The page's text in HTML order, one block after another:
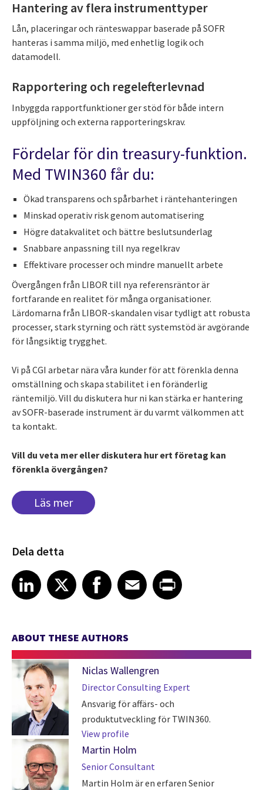
Hantering av flera instrumenttyper
Lån, placeringar och ränteswappar baserade på SOFR
hanteras i samma miljö, med enhetlig logik och
datamodell.
Rapportering och regelefterlevnad
Inbyggda rapportfunktioner ger stöd för både intern
uppföljning och externa rapporteringskrav.
Fördelar för din treasury-funktion.
Med TWIN360 får du:
Ökad transparens och spårbarhet i räntehanteringen
Minskad operativ risk genom automatisering
Högre datakvalitet och bättre beslutsunderlag
Snabbare anpassning till nya regelkrav
Effektivare processer och mindre manuellt arbete
Övergången från LIBOR till nya referensräntor är
fortfarande en realitet för många organisationer.
Lärdomarna från LIBOR-skandalen visar tydligt att robusta
processer, stark styrning och rätt systemstöd är avgörande
för långsiktig trygghet.
Vi på CGI arbetar nära våra kunder för att förenkla denna
omställning och skapa stabilitet i en föränderlig
räntemiljö. Vill du diskutera hur ni kan stärka er hantering
av SOFR-baserade instrument är du varmt välkommen att
ta kontakt.
Vill du veta mer eller diskutera hur ert företag kan
förenkla övergången?
Läs mer
Dela detta
Share article on LinkedIn
LinkedIn
Share article on XShare article on Facebook
Facebook
Share article on Email
EmailShare article on Print
ABOUT THESE AUTHORS
Niclas Wallengren
Director Consulting Expert
Ansvarig för affärs- och
produktutveckling för TWIN360.
View profile
Martin Holm
Senior Consultant
Martin Holm är en erfaren Senior